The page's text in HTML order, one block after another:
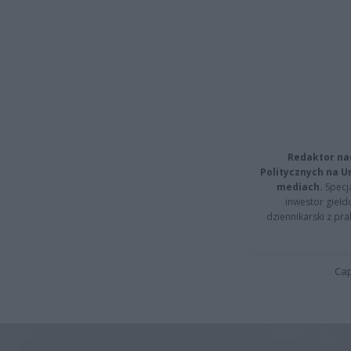
Redaktor
Politycznych na
mediach.
inwestor
dziennikarski z